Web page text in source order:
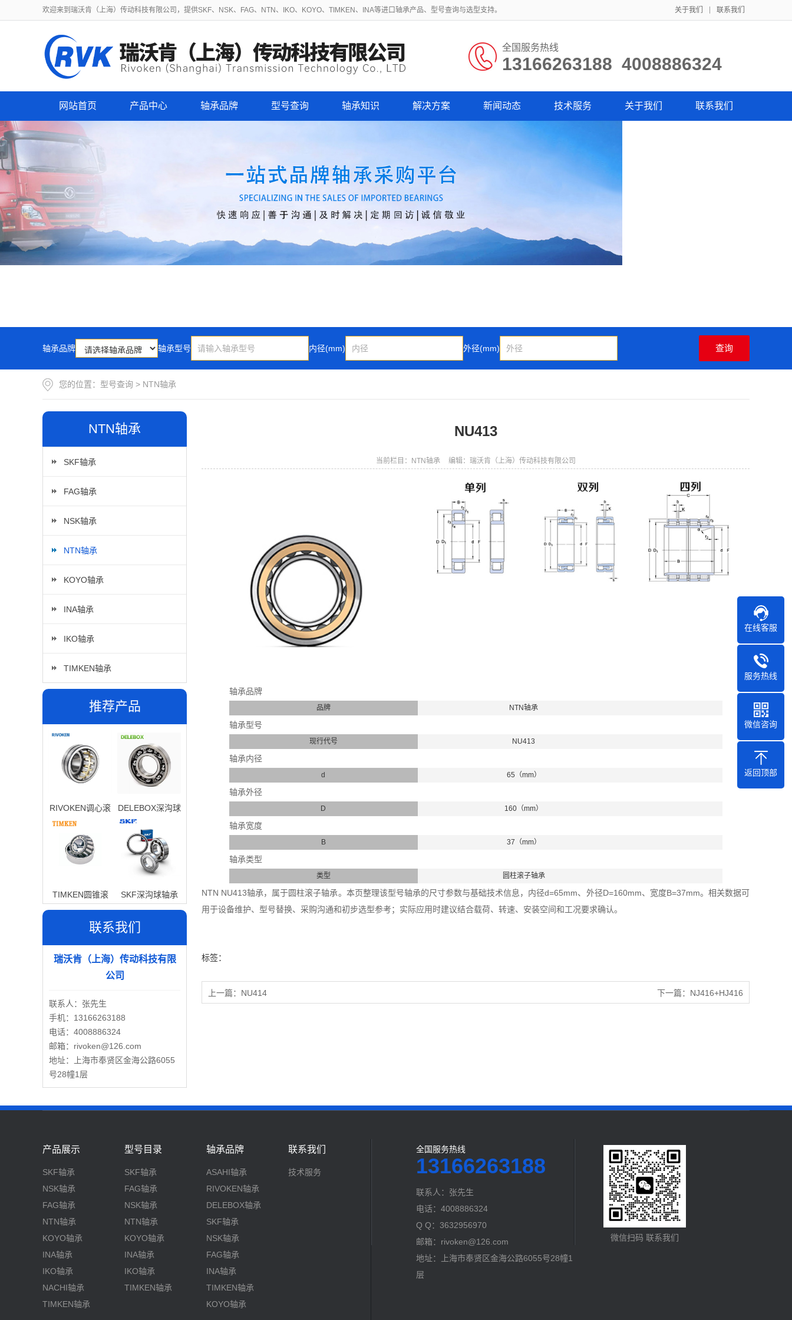
欢迎来到瑞沃肯（上海）传动科技有限公司，提供SKF、NSK、FAG、NTN、IKO、KOYO、TIMKEN、INA等进口轴承产品、型号查询与选型支持。 关于我们 联系我们
全国服务热线
13166263188 4008886324
网站首页 产品中心 轴承品牌 型号查询 轴承知识 解决方案 新闻动态 技术服务 关于我们 联系我们
轴承品牌 轴承型号 内径(mm) 外径(mm)
您的位置： 型号查询 > NTN轴承
NTN轴承
SKF轴承
FAG轴承
NSK轴承
NTN轴承
KOYO轴承
INA轴承
IKO轴承
TIMKEN轴承
推荐产品
RIVOKEN调心滚
子轴承
DELEBOX深沟球
TIMKEN圆锥滚
子轴承
SKF深沟球轴承
联系我们
瑞沃肯（上海）传动科技有限
公司
联系人：张先生
手机：13166263188
电话：4008886324
邮箱：rivoken@126.com
地址：上海市奉贤区金海公路6055
号28幢1层
NU413
当前栏目：NTN轴承 编辑：瑞沃肯（上海）传动科技有限公司
轴承品牌
品牌 NTN轴承
轴承型号
现行代号 NU413
轴承内径
d 65（mm）
轴承外径
D 160（mm）
轴承宽度
B 37（mm）
轴承类型
类型 圆柱滚子轴承
NTN NU413轴承，属于圆柱滚子轴承。本页整理该型号轴承的尺寸参数与基础技术信息，内径d=65mm、外径D=160mm、宽度B=37mm。相关数据可
用于设备维护、型号替换、采购沟通和初步选型参考；实际应用时建议结合载荷、转速、安装空间和工况要求确认。
标签：
上一篇： NU414 下一篇： NJ416+HJ416
产品展示
SKF轴承
NSK轴承
FAG轴承
NTN轴承
KOYO轴承
INA轴承
IKO轴承
NACHI轴承
TIMKEN轴承
型号目录
SKF轴承
FAG轴承
NSK轴承
NTN轴承
KOYO轴承
INA轴承
IKO轴承
TIMKEN轴承
轴承品牌
ASAHI轴承
RIVOKEN轴承
DELEBOX轴承
SKF轴承
NSK轴承
FAG轴承
INA轴承
TIMKEN轴承
KOYO轴承
联系我们
技术服务
全国服务热线
13166263188
联系人：张先生
电话：4008886324
Q Q：3632956970
邮箱：rivoken@126.com
地址：上海市奉贤区金海公路6055号28幢1
层
微信扫码 联系我们
在线客服
服务热线
微信咨询
返回顶部